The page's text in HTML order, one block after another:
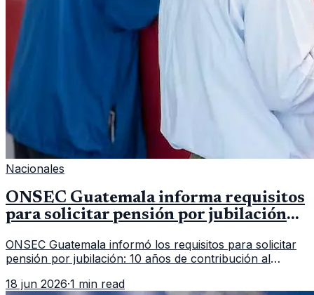
Nacionales
ONSEC Guatemala informa requisitos
para solicitar pensión por jubilación
ONSEC Guatemala informó los requisitos para solicitar
pensión por jubilación: 10 años de contribución al
importar edad.
18 jun 2026·1 min read